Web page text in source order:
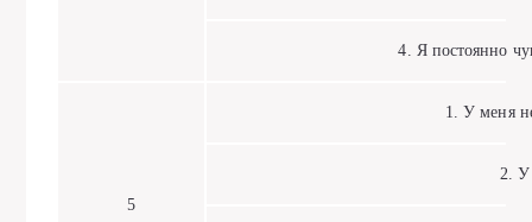
4. Я постоянно
5
1. У меня не
2. У